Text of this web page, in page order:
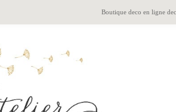
Boutique deco en ligne